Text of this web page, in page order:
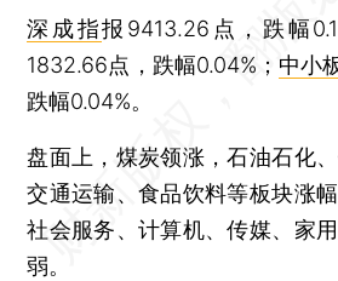
深成指报9413.26点，跌幅
1832.66点，跌幅0.04%； 中小
跌幅0.04%。
盘面上，煤炭领涨，石油石化
交通运输、食品饮料等板块涨
社会服务、计算机、传媒、家
弱。